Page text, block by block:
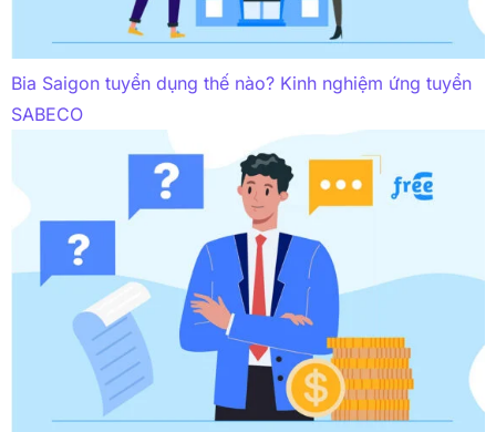
Bia Saigon tuyển dụng thế nào? Kinh nghiệm ứng tuyển
SABECO